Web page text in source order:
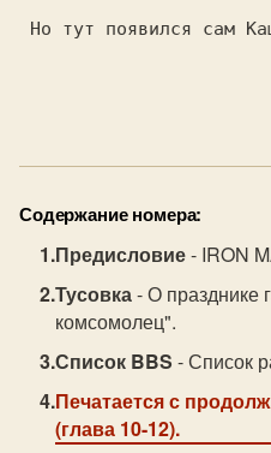
Содержание номера:
Предисловие- IRON
Тусовка- О празднике
комсомолец".
Список BBS - Список
Печатается с
(глава 10-12).